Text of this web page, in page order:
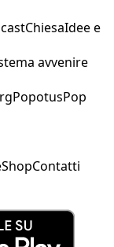
ChiesaIdee e
avvenire
PopotusPop
ShopContatti